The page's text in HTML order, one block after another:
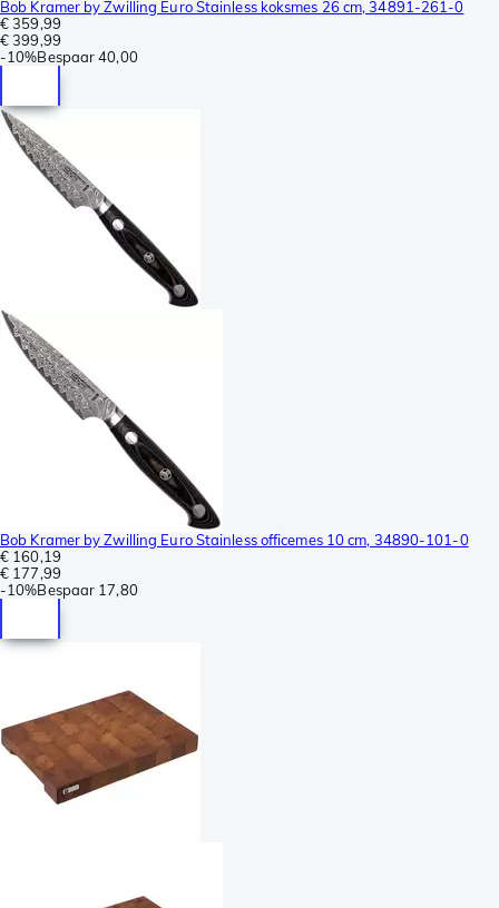
Bob Kramer by Zwilling Euro Stainless koksmes 26 cm, 34891-261-0
€ 359,99
€ 399,99
-10%Bespaar 40,00
Bob Kramer by Zwilling Euro Stainless officemes 10 cm, 34890-101-0
€ 160,19
€ 177,99
-10%Bespaar 17,80